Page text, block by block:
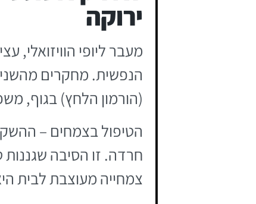
ירוקה
מעבר ליופי
הנפשית. מחקרים
(הורמון הלחץ) בגוף,
הטיפול בצמחים –
חרדה. זו הסיבה
צמחייה מעוצבת לבית